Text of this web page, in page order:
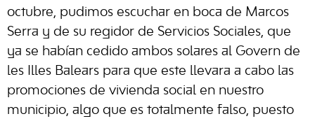
octubre, pudimos escuchar en boca de Marcos
Serra y de su regidor de Servicios Sociales, que
ya se habían cedido ambos solares al Govern de
les Illes Balears para que este llevara a cabo las
promociones de vivienda social en nuestro
municipio, algo que es totalmente falso, puesto